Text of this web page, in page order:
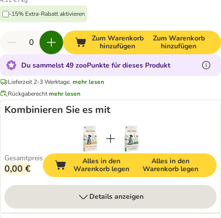
-15% Extra-Rabatt aktivieren
Zum Warenkorb
hinzufügen
Zum Warenkorb
hinzufügen
Du sammelst 49 zooPunkte für dieses Produkt
Lieferzeit 2-3 Werktage. mehr lesen
Rückgaberechtmehr lesen
Kombinieren Sie es mit
Gesamtpreis
0,00 €
Alles in den
Warenkorb legen
Alles in den
Warenkorb legen
Details anzeigen